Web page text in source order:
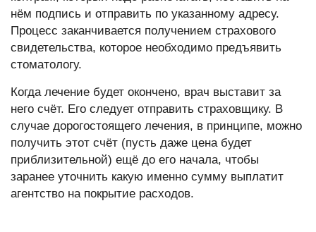
нём подпись и отправить по указанному адресу.
Процесс заканчивается получением страхового
свидетельства, которое необходимо предъявить
стоматологу.
Когда лечение будет окончено, врач выставит за
него счёт. Его следует отправить страховщику. В
случае дорогостоящего лечения, в принципе, можно
получить этот счёт (пусть даже цена будет
приблизительной) ещё до его начала, чтобы
заранее уточнить какую именно сумму выплатит
агентство на покрытие расходов.